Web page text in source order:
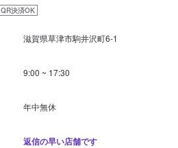
QR決済OK
滋賀県草津市駒井沢町6-1
9:00 ~ 17:30
年中無休
返信の早い店舗です